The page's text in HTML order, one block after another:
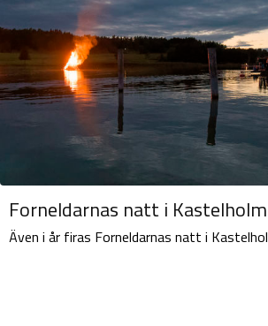
Forneldarnas natt i Kastelholm
Även i år firas Forneldarnas natt i